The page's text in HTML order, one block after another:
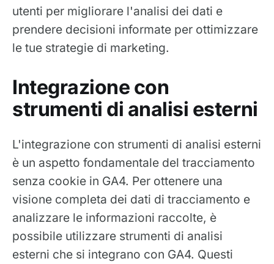
utenti per migliorare l'analisi dei dati e
prendere decisioni informate per ottimizzare
le tue strategie di marketing.
Integrazione con
strumenti di analisi esterni
L'integrazione con strumenti di analisi esterni
è un aspetto fondamentale del tracciamento
senza cookie in GA4. Per ottenere una
visione completa dei dati di tracciamento e
analizzare le informazioni raccolte, è
possibile utilizzare strumenti di analisi
esterni che si integrano con GA4. Questi